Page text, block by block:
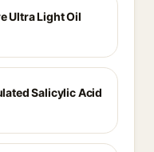
Ultra Light Oil
Salicylic Acid